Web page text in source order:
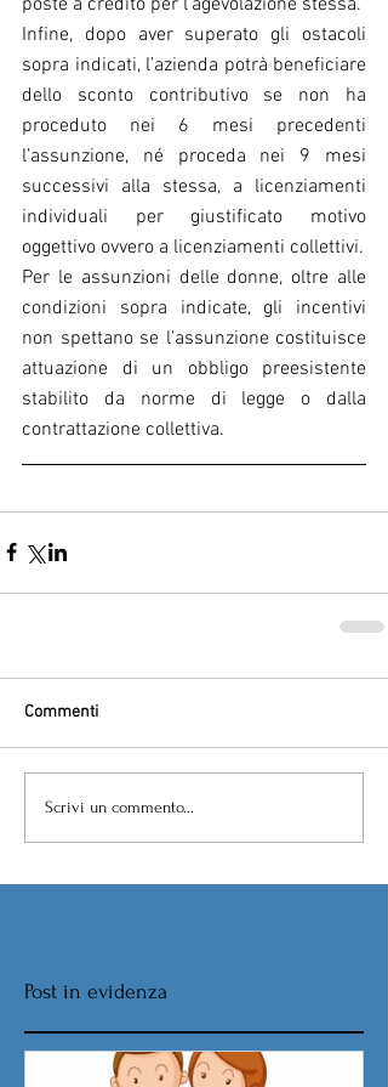
Infine, dopo aver superato gli ostacoli
sopra indicati, l’azienda potrà beneficiare
dello sconto contributivo se non ha
proceduto nei 6 mesi precedenti
l’assunzione, né proceda nei 9 mesi
successivi alla stessa, a licenziamenti
individuali per giustificato motivo
oggettivo ovvero a licenziamenti collettivi.
Per le assunzioni delle donne, oltre alle
condizioni sopra indicate, gli incentivi
non spettano se l’assunzione costituisce
attuazione di un obbligo preesistente
stabilito da norme di legge o dalla
contrattazione collettiva.
Commenti
Scrivi un commento...
Post in evidenza